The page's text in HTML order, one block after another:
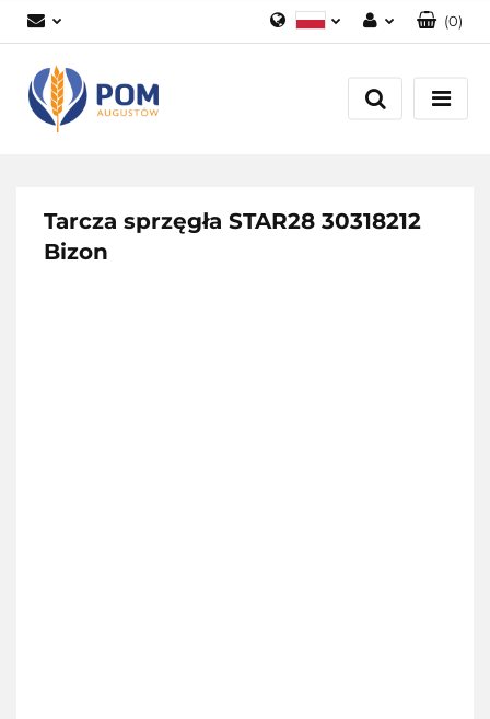
Zaloguj się
Załóż konto
(0)
Tarcza sprzęgła STAR28 30318212
Bizon